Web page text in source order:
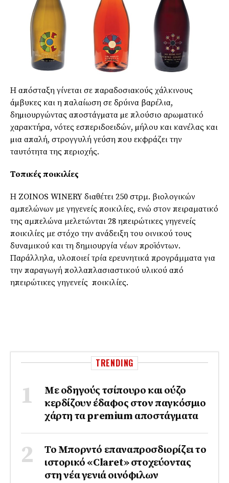
Η απόσταξη γίνεται σε παραδοσιακούς χάλκινους
άµβυκες και η παλαίωση σε δρύινα βαρέλια,
δηµιουργώντας αποστάγµατα µε πλούσιο αρωµατικό
χαρακτήρα, νότες εσπεριδοειδών, µήλου και κανέλας και
µια απαλή, στρογγυλή γεύση που εκφράζει την
ταυτότητα της περιοχής.
Τοπικές ποικιλίες
Η ZOINOS WINERY διαθέτει 250 στρμ. βιολογικών
αμπελώνων με γηγενείς ποικιλίες, ενώ στον πειραματικό
της αμπελώνα μελετώνται 28 ηπειρώτικες γηγενείς
ποικιλίες με στόχο την ανάδειξη του οινικού τους
δυναμικού και τη δημιουργία νέων προϊόντων.
Παράλληλα, υλοποιεί τρία ερευνητικά προγράμματα για
την παραγωγή πολλαπλασιαστικού υλικού από
ηπειρώτικες γηγενείς ποικιλίες.
TRENDING
Με οδηγούς τσίπουρο και ούζο
κερδίζουν έδαφος στoν παγκόσμιο
χάρτη τα premium αποστάγματα
Το Μπορντό επαναπροσδιορίζει το
ιστορικό «Claret» στοχεύοντας
στη νέα γενιά οινόφιλων